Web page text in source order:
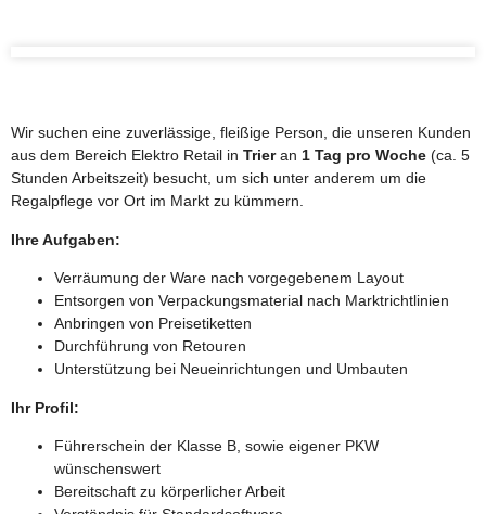
Wir suchen eine zuverlässige, fleißige Person, die unseren Kunden
aus dem Bereich Elektro Retail in Trieran 1 Tag pro Woche (ca. 5
Stunden Arbeitszeit) besucht, um sich unter anderem um die
Regalpflege vor Ort im Markt zu kümmern.
Ihre Aufgaben:
Verräumung der Ware nach vorgegebenem Layout
Entsorgen von Verpackungsmaterial nach Marktrichtlinien
Anbringen von Preisetiketten
Durchführung von Retouren
Unterstützung bei Neueinrichtungen und Umbauten
Ihr Profil:
Führerschein der Klasse B, sowie eigener PKW
wünschenswert
Bereitschaft zu körperlicher Arbeit